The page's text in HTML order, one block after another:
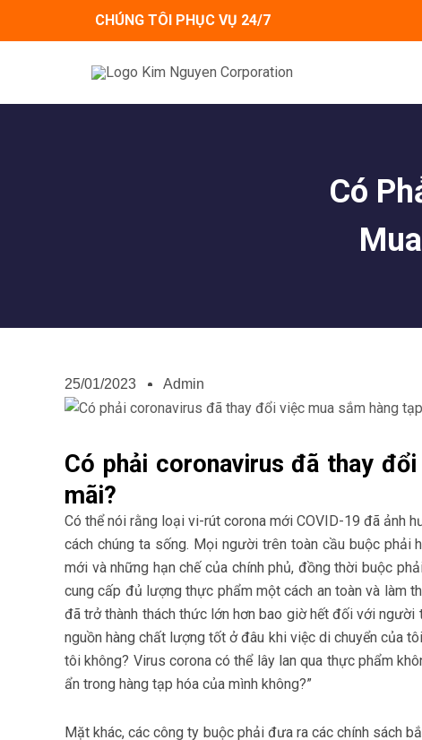
CHÚNG TÔI PHỤC VỤ 24/7
Có
25/01/2023 Admin
Có phải coronavirus đã thay
mãi?
Có thể nói rằng loại vi-rút corona mới COVID-19 đã ảnh
cách chúng ta sống. Mọi người trên toàn cầu buộc phải
mới và những hạn chế của chính phủ, đồng thời buộc
cung cấp đủ lượng thực phẩm một cách an toàn và làm
đã trở thành thách thức lớn hơn bao giờ hết đối với người
nguồn hàng chất lượng tốt ở đâu khi việc di chuyển của
tôi không? Virus corona có thể lây lan qua thực phẩm
ẩn trong hàng tạp hóa của mình không?”
Mặt khác, các công ty buộc phải đưa ra các chính sách